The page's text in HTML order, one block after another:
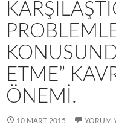
ETME”
ÖNEMI.
10 MART 2015 YORUM